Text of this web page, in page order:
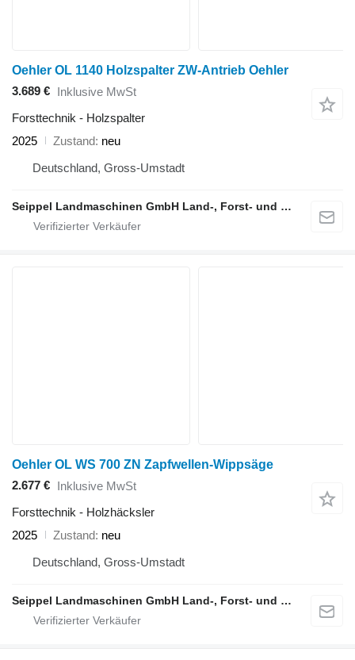
Oehler OL 1140 Holzspalter ZW-Antrieb Oehler
3.689 € Inklusive MwSt
Forsttechnik - Holzspalter
2025
Zustand neu
Deutschland, Gross-Umstadt
Seippel Landmaschinen GmbH Land-, Forst- und Gartentechnik
Oehler OL WS 700 ZN Zapfwellen-Wippsäge
2.677 €
Inklusive MwSt
Forsttechnik - Holzhäcksler
2025
Zustand neu
Deutschland, Gross-Umstadt
Seippel Landmaschinen GmbH Land-, Forst- und Gartentechnik